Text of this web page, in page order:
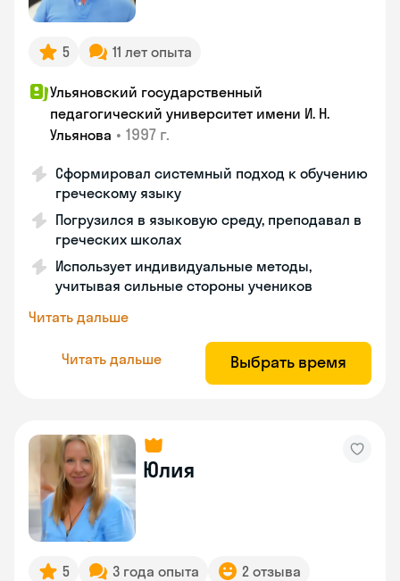
5 11 лет опыта
Ульяновский государственный
педагогический университет имени И. Н.
Ульянова • 1997 г.
Сформировал системный подход к обучению
греческому языку
Погрузился в языковую среду, преподавал в
греческих школах
Использует индивидуальные методы,
учитывая сильные стороны учеников
Читать дальше
Читать дальше Выбрать время
Юлия
5 3 года опыта 2 отзыва